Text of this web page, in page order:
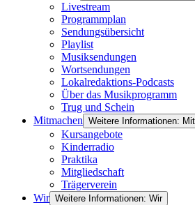
Livestream
Programmplan
Sendungsübersicht
Playlist
Musiksendungen
Wortsendungen
Lokalredaktions-Podcasts
Über das Musikprogramm
Trug und Schein
Mitmachen Weitere Informationen:
Kursangebote
Kinderradio
Praktika
Mitgliedschaft
Trägerverein
Wir Weitere Informationen: Wir